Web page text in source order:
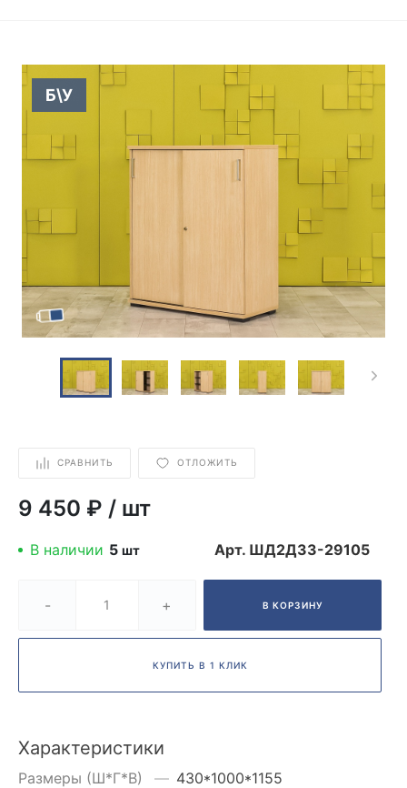
Б\У
СРАВНИТЬ ОТЛОЖИТЬ
9 450 ₽ / шт
В наличии 5 шт Арт. ШД2ДЗ3-29105
- + В КОРЗИНУ
КУПИТЬ В 1 КЛИК
Характеристики
Размеры (Ш*Г*В) — 430*1000*1155